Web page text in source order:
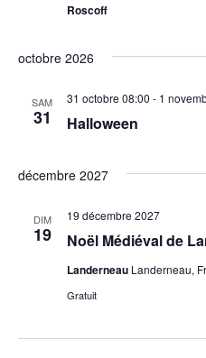
Roscoff
octobre 2026
SAM
31 Halloween
31 octobre 08:00 - 1
décembre 2027
DIM
19 Noël Médiéval de
19 décembre 2027
Landerneau Landerneau,
Gratuit